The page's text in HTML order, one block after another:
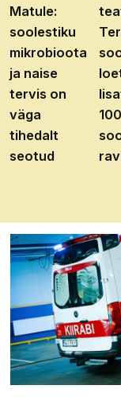
Matule:
soolestiku
mikrobioota
ja naise
tervis on
väga
tihedalt
seotud